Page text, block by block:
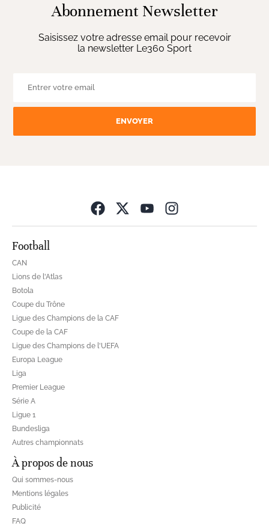
Abonnement Newsletter
Saisissez votre adresse email pour recevoir
la newsletter Le360 Sport
ENVOYER
Football
CAN
Lions de l'Atlas
Botola
Coupe du Trône
Ligue des Champions de la CAF
Coupe de la CAF
Ligue des Champions de l'UEFA
Europa League
Liga
Premier League
Série A
Ligue 1
Bundesliga
Autres championnats
À propos de nous
Qui sommes-nous
Mentions légales
Publicité
FAQ